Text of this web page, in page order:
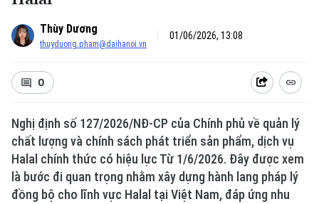
Thùy Dương
thuyduong.pham@daihanoi.vn
01/06/2026, 13:08
0
Nghị định số 127/2026/NĐ-CP của Chính phủ về quản lý
chất lượng và chính sách phát triển sản phẩm, dịch vụ
Halal chính thức có hiệu lực Từ 1/6/2026. Đây được xem
là bước đi quan trọng nhằm xây dựng hành lang pháp lý
đồng bộ cho lĩnh vực Halal tại Việt Nam, đáp ứng nhu